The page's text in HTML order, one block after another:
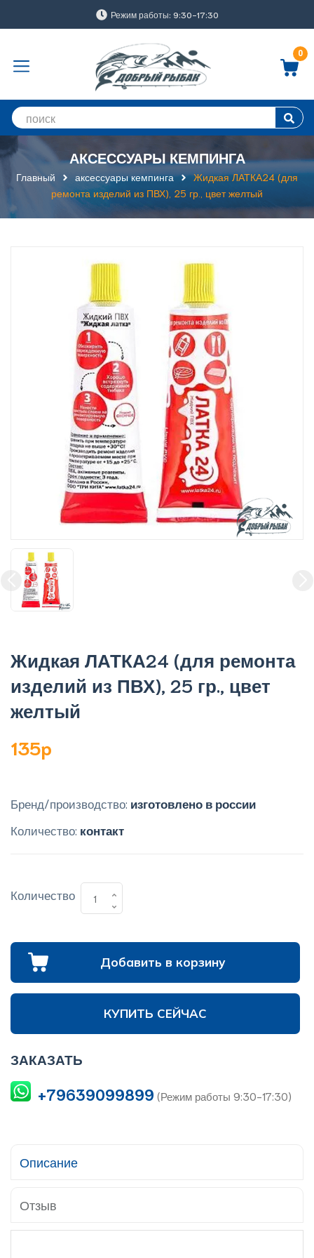
Режим работы: 9:30-17:30
0
АКСЕССУАРЫ КЕМПИНГА
Главный аксессуары кемпинга
Жидкая ЛАТКА24 (для
ремонта изделий из ПВХ), 25 гр., цвет желтый
Жидкая ЛАТКА24 (для ремонта
изделий из ПВХ), 25 гр., цвет
желтый
135p
Бренд/производство: изготовлено в россии
Количество: контакт
Количество
Добавить в корзину
КУПИТЬ СЕЙЧАС
ЗАКАЗАТЬ
+79639099899 (Режим работы 9:30-17:30)
Описание
Отзыв